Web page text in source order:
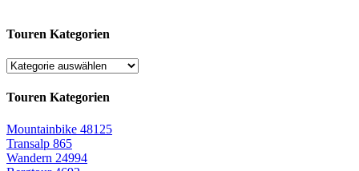
Touren Kategorien
Touren Kategorien
Mountainbike 48125
Transalp 865
Wandern 24994